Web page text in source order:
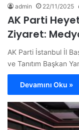
admin 22/11/2025
AK Parti
Ziyaret:
AK Parti İstanbul İl
ve Tanıtım Başkan
Devamını Oku »